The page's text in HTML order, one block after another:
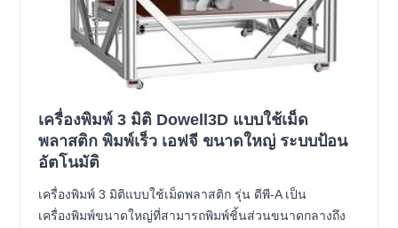
เครื่องพิมพ์ 3 มิติ Dowell3D แบบใช้เม็ด
พลาสติก พิมพ์เร็ว เอฟจี ขนาดใหญ่ ระบบป้อน
อัตโนมัติ
เครื่องพิมพ์ 3 มิติแบบใช้เม็ดพลาสติก รุ่น ดีพี-A เป็น
เครื่องพิมพ์ขนาดใหญ่ที่สามารถพิมพ์ชิ้นส่วนขนาดกลางถึง